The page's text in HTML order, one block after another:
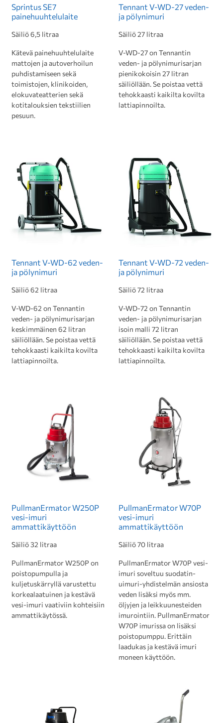
Sprintus SE7
painehuuhtelulaite
Säiliö 6,5 litraa
Kätevä painehuuhtelulaite
mattojen ja autoverhoilun
puhdistamiseen sekä
toimistojen, klinikoiden,
elokuvateatterien sekä
kotitalouksien tekstiilien
pesuun.
Tennant V-WD-27 veden-
ja pölynimuri
Säiliö 27 litraa
V-WD-27 on Tennantin
veden- ja pölynimurisarjan
pienikokoisin 27 litran
säiliöllään. Se poistaa vettä
tehokkaasti kaikilta kovilta
lattiapinnoilta.
Tennant V-WD-62 veden-
ja pölynimuri
Säiliö 62 litraa
V-WD-62 on Tennantin
veden- ja pölynimurisarjan
keskimmäinen 62 litran
säiliöllään. Se poistaa vettä
tehokkaasti kaikilta kovilta
lattiapinnoilta.
Tennant V-WD-72 veden-
ja pölynimuri
Säiliö 72 litraa
V-WD-72 on Tennantin
veden- ja pölynimurisarjan
isoin malli 72 litran
säiliöllään. Se poistaa vettä
tehokkaasti kaikilta kovilta
lattiapinnoilta.
PullmanErmator W250P
vesi-imuri
ammattikäyttöön
Säiliö 32 litraa
PullmanErmator W250P on
poistopumpulla ja
kuljetuskärryllä varustettu
korkealaatuinen ja kestävä
vesi-imuri vaativiin kohteisiin
ammattikäytössä.
PullmanErmator W70P
vesi-imuri
ammattikäyttöön
Säiliö 70 litraa
PullmanErmator W70P vesi-
imuri soveltuu suodatin-
uimuri-yhdistelmän ansiosta
veden lisäksi myös mm.
öljyjen ja leikkuunesteiden
imurointiin. PullmanErmator
W70P imurissa on lisäksi
poistopumppu. Erittäin
laadukas ja kestävä imuri
moneen käyttöön.